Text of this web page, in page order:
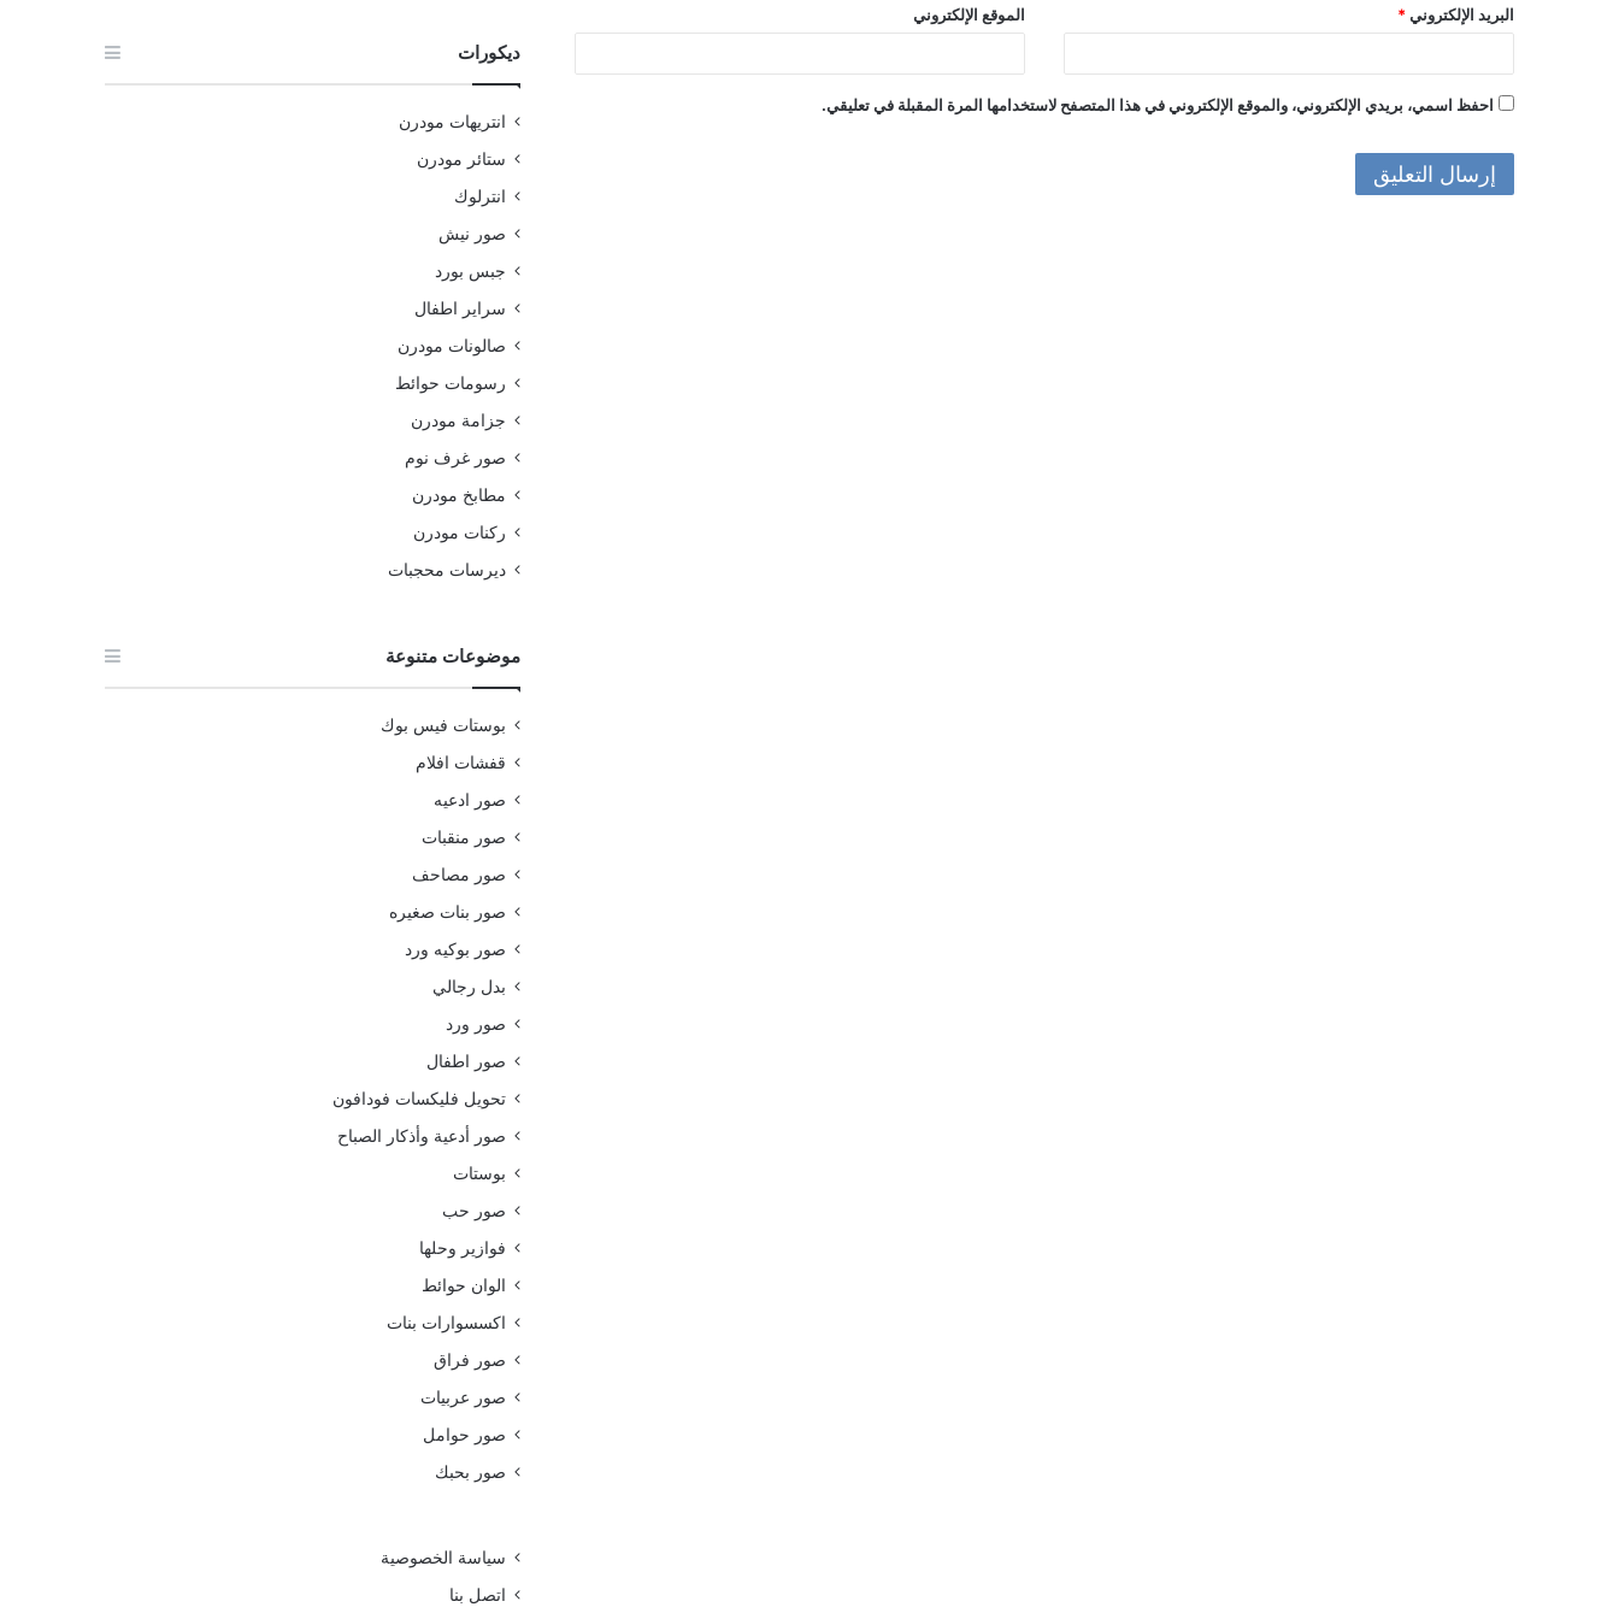
البريد الإلكتروني * الموقع الإلكتروني
احفظ اسمي، بريدي الإلكتروني، والموقع الإلكتروني في هذا المتصفح لاستخدامها المرة المقبلة في تعليقي.
ديكورات
انتريهات مودرن
ستائر مودرن
انترلوك
صور نيش
جبس بورد
سراير اطفال
صالونات مودرن
رسومات حوائط
جزامة مودرن
صور غرف نوم
مطابخ مودرن
ركنات مودرن
ديرسات محجبات
موضوعات متنوعة
بوستات فيس بوك
قفشات افلام
صور ادعيه
صور منقبات
صور مصاحف
صور بنات صغيره
صور بوكيه ورد
بدل رجالي
صور ورد
صور اطفال
تحويل فليكسات فودافون
صور أدعية وأذكار الصباح
بوستات
صور حب
فوازير وحلها
الوان حوائط
اكسسوارات بنات
صور فراق
صور عربيات
صور حوامل
صور بحبك
سياسة الخصوصية
اتصل بنا